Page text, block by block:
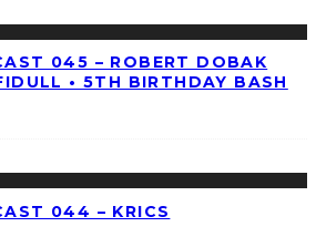
045 – ROBERT DOBAK
• 5TH BIRTHDAY BASH
044 – KRICS